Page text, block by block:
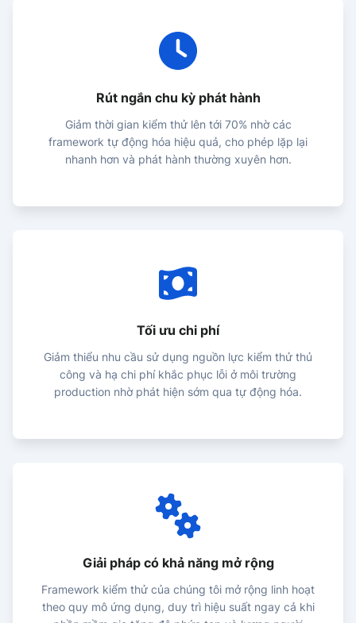
Rút ngắn chu kỳ phát hành
Giảm thời gian kiểm thử lên tới 70% nhờ các
framework tự động hóa hiệu quả, cho phép lặp lại
nhanh hơn và phát hành thường xuyên hơn.
Tối ưu chi phí
Giảm thiểu nhu cầu sử dụng nguồn lực kiểm thử thủ
công và hạ chi phí khắc phục lỗi ở môi trường
production nhờ phát hiện sớm qua tự động hóa.
Giải pháp có khả năng mở rộng
Framework kiểm thử của chúng tôi mở rộng linh hoạt
theo quy mô ứng dụng, duy trì hiệu suất ngay cả khi